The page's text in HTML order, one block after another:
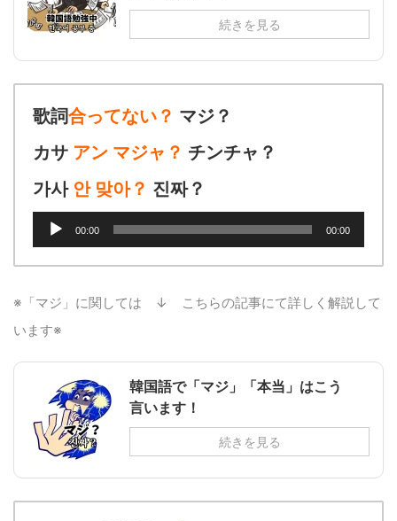
続きを見る
歌詞合ってない？ マジ？
カサ アン マジャ？ チンチャ？
가사 안 맞아？ 진짜？
声
ー
00:00 00:00
※「マジ」に関しては ↓ こちらの記事にて詳しく解説して
います※
韓国語で「マジ」「本当」はこう
言います！
続きを見る